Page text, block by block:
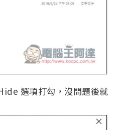
選項打勾，沒問題後就